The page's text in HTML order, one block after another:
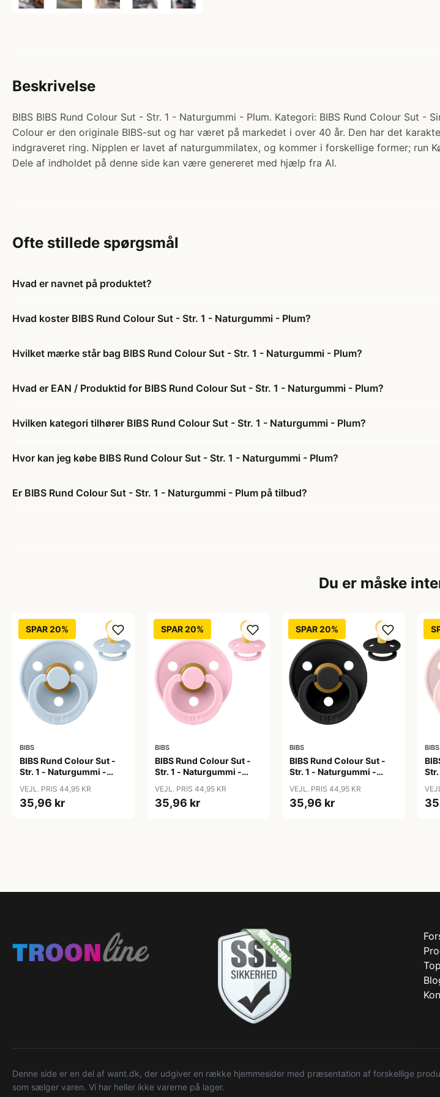
Beskrivelse
BIBS BIBS Rund Colour Sut - Str. 1 - Naturgummi - Plum. Kategori: BIBS Rund Colour Sut
Colour er den originale BIBS-sut og har været på markedet i over 40 år. Den har det
indgraveret ring. Nipplen er lavet af naturgummilatex, og kommer i forskellige former; run
Dele af indholdet på denne side kan være genereret med hjælp fra AI.
Ofte stillede spørgsmål
Hvad er navnet på produktet?
Hvad koster BIBS Rund Colour Sut - Str. 1 - Naturgummi - Plum?
Hvilket mærke står bag BIBS Rund Colour Sut - Str. 1 - Naturgummi - Plum?
Hvad er EAN / Produktid for BIBS Rund Colour Sut - Str. 1 - Naturgummi - Plum?
Hvilken kategori tilhører BIBS Rund Colour Sut - Str. 1 - Naturgummi - Plum?
Hvor kan jeg købe BIBS Rund Colour Sut - Str. 1 - Naturgummi - Plum?
Er BIBS Rund Colour Sut - Str. 1 - Naturgummi - Plum på tilbud?
Du er måske
SPAR 20%
BIBS
BIBS Rund Colour Sut -
Str. 1 - Naturgummi -
VEJL. PRIS 44,95 KR
35,96 kr
SPAR 20%
BIBS
BIBS Rund Colour Sut -
Str. 1 - Naturgummi -
VEJL. PRIS 44,95 KR
35,96 kr
SPAR 20%
BIBS
BIBS Rund Colour Sut -
Str. 1 - Naturgummi -
VEJL. PRIS 44,95 KR
35,96 kr
BIBS
Denne side er en del af want.dk, der udgiver en række hjemmesider med præsentation af forskellige
som sælger varen. Vi har heller ikke varerne på lager.